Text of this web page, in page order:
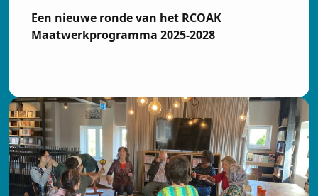
Een nieuwe ronde van het RCOAK
Maatwerkprogramma 2025-2028